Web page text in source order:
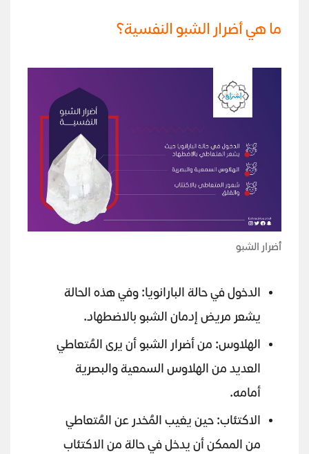
ما هي أضرار الشبو النفسية؟
أضرار الشبو
الدخول في حالة البارانويا: وفي هذه الحالة
يشعر مريض إدمان الشبو بالاضطهاد.
الهلاوس: من أضرار الشبو أن يرى المُتعاطي
العديد من الهلاوس السمعية والبصرية
أمامه.
الاكتئاب: حين يغيب المُخدر عن المُتعاطي
من الممكن أن يدخل في حالة من الاكتئاب